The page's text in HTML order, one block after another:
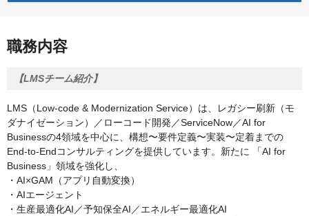
職務内容
【LMSチーム紹介】
LMS（Low‑code & Modernization Service）は、レガシー刷新（モ
ダナイゼーション）／ローコード開発／ServiceNow／AI for
Businessの4領域を中心に、構想〜要件定義〜実装〜定着までの
End-to-Endコンサルティングを提供しています。新たに 「AI for
Business」領域を強化し、
・AI×GAM（アプリ自動変換）
・AIエージェント
・生産最適化AI／予知保全AI／エネルギー最適化AI